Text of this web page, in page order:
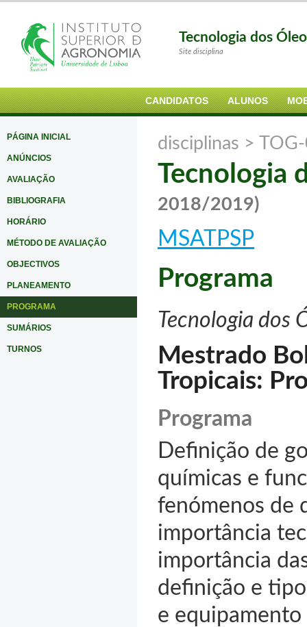
Tecnologia dos
Site disciplina
CANDIDATOS ALUNOS
PÁGINA INICIAL
ANÚNCIOS
AVALIAÇÃO
BIBLIOGRAFIA
HORÁRIO
MÉTODO DE AVALIAÇÃO
OBJECTIVOS
PLANEAMENTO
PROGRAMA
SUMÁRIOS
TURNOS
disciplinas >
Tecnologia
2018/2019)
MSATPSP
Programa
Tecnologia dos
Mestrado
Tropicais:
Programa
Definição de
químicas e
fenómenos de
importância
importância
definição e
e